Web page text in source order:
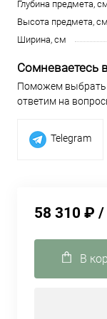
Глубина предмета,
Высота предмета, см
Ширина, см
Сомневаетесь
Поможем выбрать
ответим на
Telegram
58 310 ₽ /
В